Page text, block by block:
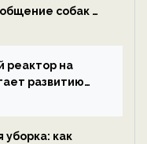
собак с
реактор на
развитию
уборка: как